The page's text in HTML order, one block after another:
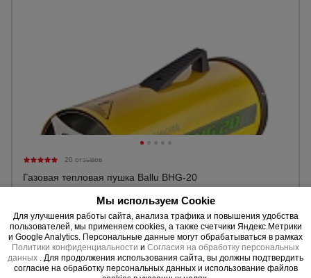
20 отзывов
Газовая тепловая пушка Ballu BHG-20
Уточнить цену
Мы используем Cookie
Для улучшения работы сайта, анализа трафика и повышения удобства
пользователей, мы применяем cookies, а также счетчики Яндекс.Метрики
и Google Analytics. Персональные данные могут обрабатываться в рамках
Политики конфиденциальности и Согласия на обработку персональных
данных
. Для продолжения использования сайта, вы должны подтвердить
согласие на обработку персональных данных и использование файлов